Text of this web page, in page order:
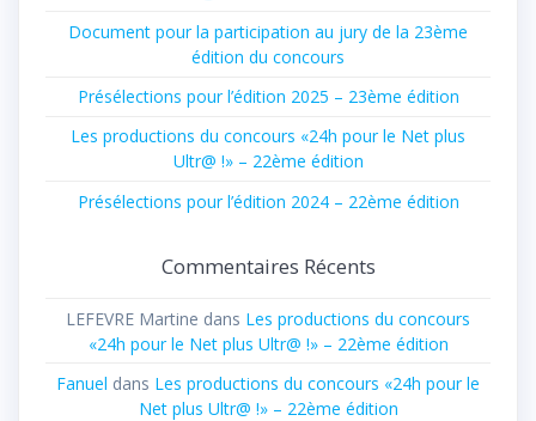
Document pour la participation au jury de la 23ème
édition du concours
Présélections pour l’édition 2025 – 23ème édition
Les productions du concours «24h pour le Net plus
Ultr@ !» – 22ème édition
Présélections pour l’édition 2024 – 22ème édition
Commentaires Récents
LEFEVRE Martine dans Les productions du concours
«24h pour le Net plus Ultr@ !» – 22ème édition
Fanuel dans Les productions du concours «24h pour le
Net plus Ultr@ !» – 22ème édition